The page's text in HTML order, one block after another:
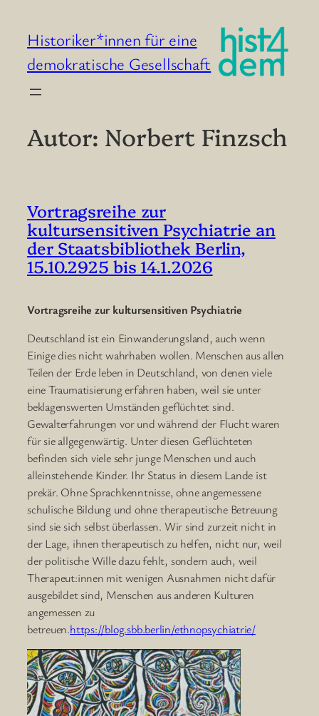
contenido
Historiker*innen für eine
demokratische Gesellschaft
Autor: Norbert Finzsch
Vortragsreihe zur
kultursensitiven Psychiatrie an
der Staatsbibliothek Berlin,
15.10.2925 bis 14.1.2026
Vortragsreihe zur kultursensitiven Psychiatrie
Deutschland ist ein Einwanderungsland, auch wenn
Einige dies nicht wahrhaben wollen. Menschen aus allen
Teilen der Erde leben in Deutschland, von denen viele
eine Traumatisierung erfahren haben, weil sie unter
beklagenswerten Umständen geflüchtet sind.
Gewalterfahrungen vor und während der Flucht waren
für sie allgegenwärtig. Unter diesen Geflüchteten
befinden sich viele sehr junge Menschen und auch
alleinstehende Kinder. Ihr Status in diesem Lande ist
prekär. Ohne Sprachkenntnisse, ohne angemessene
schulische Bildung und ohne therapeutische Betreuung
sind sie sich selbst überlassen. Wir sind zurzeit nicht in
der Lage, ihnen therapeutisch zu helfen, nicht nur, weil
der politische Wille dazu fehlt, sondern auch, weil
Therapeut:innen mit wenigen Ausnahmen nicht dafür
ausgebildet sind, Menschen aus anderen Kulturen
angemessen zu
betreuen.https://blog.sbb.berlin/ethnopsychiatrie/